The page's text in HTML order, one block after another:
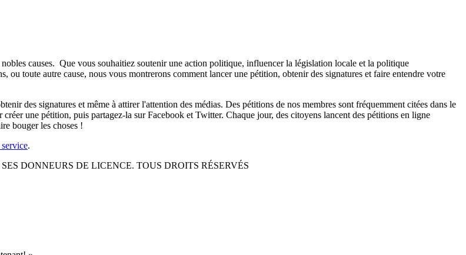
causes. Que vous souhaitiez soutenir une action politique, influencer la législation locale et la politique
ou toute autre cause, nous vous montrerons comment lancer une pétition, obtenir des signatures et faire entendre votre
des signatures et même à attirer l'attention des médias. Des pétitions de nos membres sont fréquemment citées dans le
une pétition, puis partagez-la sur Facebook et Twitter. Chaque jour, des citoyens lancent des pétitions en ligne
bouger les choses !
.
DONNEURS DE LICENCE. TOUS DROITS RÉSERVÉS